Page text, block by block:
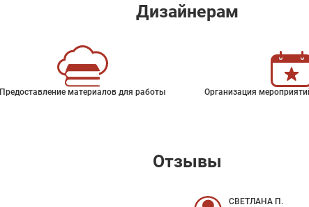
Дизайнерам
Предоставление материалов для работы Организация
Отзывы
СВЕТЛАНА П.